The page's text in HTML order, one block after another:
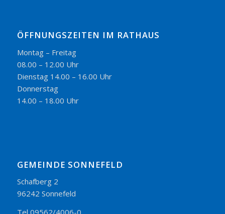
ÖFFNUNGSZEITEN IM RATHAUS
Montag – Freitag
08.00 – 12.00 Uhr
Dienstag 14.00 – 16.00 Uhr
Donnerstag
14.00 – 18.00 Uhr
GEMEINDE SONNEFELD
Schafberg 2
96242 Sonnefeld